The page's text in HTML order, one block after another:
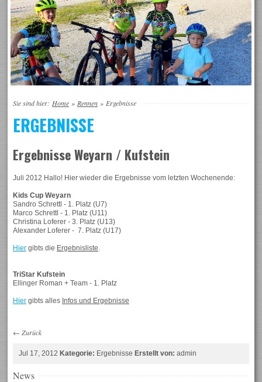
Sie sind hier: Home » Rennen » Ergebnisse
ERGEBNISSE
Ergebnisse Weyarn / Kufstein
Juli 2012 Hallo! Hier wieder die Ergebnisse vom letzten Wochenende:
Kids Cup Weyarn
Sandro Schrettl - 1. Platz (U7)
Marco Schrettl - 1. Platz (U11)
Christina Loferer - 3. Platz (U13)
Alexander Loferer - 7. Platz (U17)
Hier gibts die Ergebnisliste
TriStar Kufstein
Ellinger Roman + Team - 1. Platz
Hier gibts alles Infos und Ergebnisse
← Zurück
Jul 17, 2012Kategorie: ErgebnisseErstellt von: admin
News